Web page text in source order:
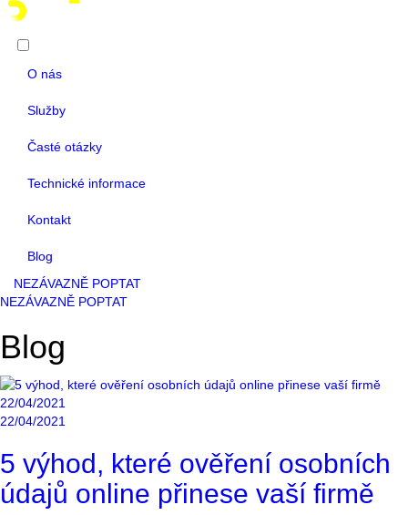
O nás
Služby
Časté otázky
Technické informace
Kontakt
Blog
NEZÁVAZNĚ POPTAT
NEZÁVAZNĚ POPTAT
Blog
22/04/2021
22/04/2021
5 výhod, které ověření osobních
údajů online přinese vaší firmě